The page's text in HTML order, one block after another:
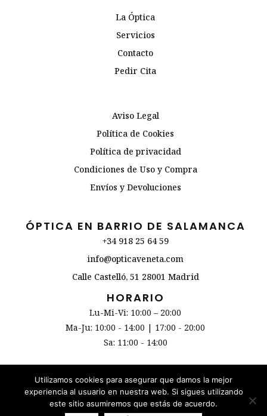
La Óptica
Servicios
Contacto
Pedir Cita
Aviso Legal
Política de Cookies
Política de privacidad
Condiciones de Uso y Compra
Envíos y Devoluciones
ÓPTICA EN BARRIO DE SALAMANCA
+34 918 25 64 59
info@opticaveneta.com
Calle Castelló, 51 28001 Madrid
HORARIO
Lu-Mi-Vi: 10:00 – 20:00
Ma-Ju: 10:00 - 14:00 | 17:00 - 20:00
Sa: 11:00 - 14:00
COPYRIGHT © 2019 Óptica Veneta
DESIGNED BY BRANDHIP™
Utilizamos cookies para asegurar que damos la mejor
experiencia al usuario en nuestra web. Si sigues utilizando
este sitio asumiremos que estás de acuerdo.